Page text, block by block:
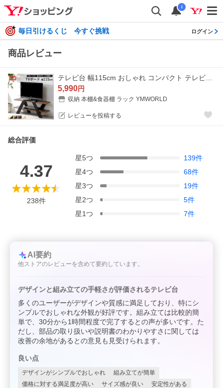
i
毎日引けるくじ 今すぐ挑戦 ログイン
商品レビュー
5,990円
収納 本棚&食器棚 ラック YMWORLD
レビューを投稿する
総合評価
4.37
238件
星5つ 139件
星4つ 68件
星3つ 19件
星2つ 5件
星1つ 7件
AI要約
他ストアのレビューを含めて要約しています。
デザインと組み立ての手軽さが評価されるテレビ台
多くのユーザーがデザインや質感に満足しており、特にシ
ンプルでおしゃれな外観が好評です。組み立ては比較的簡
単で、30分から1時間程度で完了するとの声が多いです。た
だし、部品の取り扱いや説明書のわかりやすさに関しては
改善の余地があるとの意見も見受けられます。
良い点
デザインがシンプルでおしゃれ
組み立てが簡単
価格に対する満足度が高い
サイズ感が良い 安定性がある